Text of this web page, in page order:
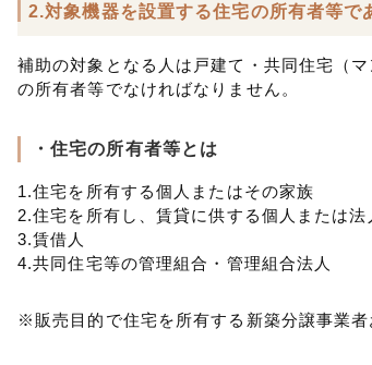
2.対象機器を設置する住宅の所有者等で
補助の対象となる人は戸建て・共同住宅（
の所有者等でなければなりません。
・住宅の所有者等とは
1.住宅を所有する個人またはその家族
2.住宅を所有し、賃貸に供する個人または法
3.賃借人
4.共同住宅等の管理組合・管理組合法人
※販売目的で住宅を所有する新築分譲事業